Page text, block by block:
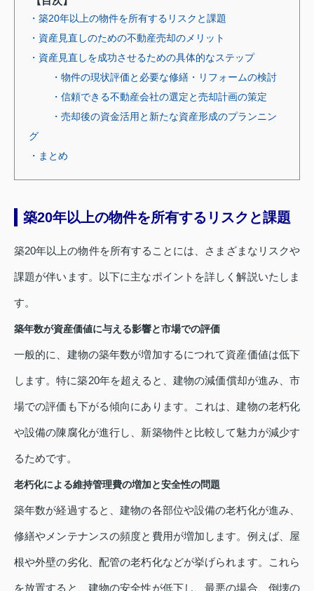
・築20年以上の物件を所有するリスクと課題
・資産見直しのための不動産売却のメリット
・資産見直しを成功させるための具体的なステップ
・物件の現状評価と必要な修繕・リフォームの検討
・信頼できる不動産会社の選定と売却計画の策定
・売却後の資金活用と新たな資産形成のプランニン
グ
・まとめ
築20年以上の物件を所有するリスクと課題
築20年以上の物件を所有することには、さまざまなリスクや
課題が伴います。以下に主なポイントを詳しく解説いたしま
す。
築年数が資産価値に与える影響と市場での評価
一般的に、建物の築年数が増加するにつれて資産価値は低下
します。特に築20年を超えると、建物の減価償却が進み、市
場での評価も下がる傾向にあります。これは、建物の老朽化
や設備の陳腐化が進行し、新築物件と比較して魅力が減少す
るためです。
老朽化による維持管理費の増加と安全性の問題
築年数が経過すると、建物の各部位や設備の老朽化が進み、
修繕やメンテナンスの頻度と費用が増加します。例えば、屋
根や外壁の劣化、配管の老朽化などが挙げられます。これら
を放置すると、建物の安全性が低下し、最悪の場合、倒壊の